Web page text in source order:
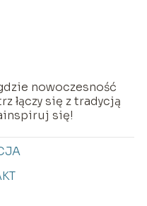
nowoczesność
łączy się z tradycją
się!